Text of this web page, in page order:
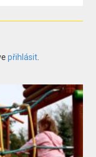
přihlásit.